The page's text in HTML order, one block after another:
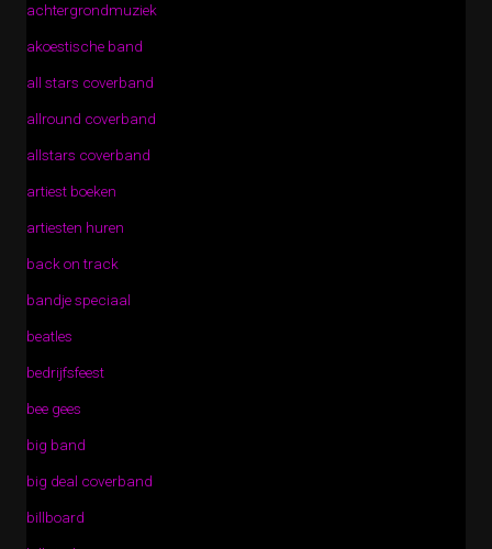
achtergrondmuziek
akoestische band
all stars coverband
allround coverband
allstars coverband
artiest boeken
artiesten huren
back on track
bandje speciaal
beatles
bedrijfsfeest
bee gees
big band
big deal coverband
billboard